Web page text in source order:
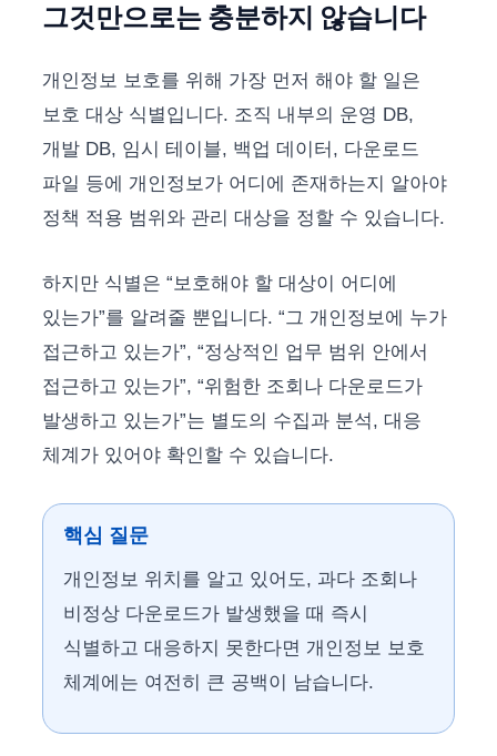
그것만으로는 충분하지 않습니다
개인정보 보호를 위해 가장 먼저 해야 할 일은
보호 대상 식별입니다. 조직 내부의 운영 DB,
개발 DB, 임시 테이블, 백업 데이터, 다운로드
파일 등에 개인정보가 어디에 존재하는지 알아야
정책 적용 범위와 관리 대상을 정할 수 있습니다.
하지만 식별은 “보호해야 할 대상이 어디에
있는가”를 알려줄 뿐입니다. “그 개인정보에 누가
접근하고 있는가”, “정상적인 업무 범위 안에서
접근하고 있는가”, “위험한 조회나 다운로드가
발생하고 있는가”는 별도의 수집과 분석, 대응
체계가 있어야 확인할 수 있습니다.
핵심 질문
개인정보 위치를 알고 있어도, 과다 조회나
비정상 다운로드가 발생했을 때 즉시
식별하고 대응하지 못한다면 개인정보 보호
체계에는 여전히 큰 공백이 남습니다.